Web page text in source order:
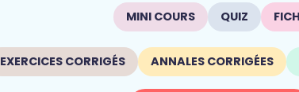
MINI COURS QUIZ
EXERCICES CORRIGÉS ANNALES CORRIGÉES